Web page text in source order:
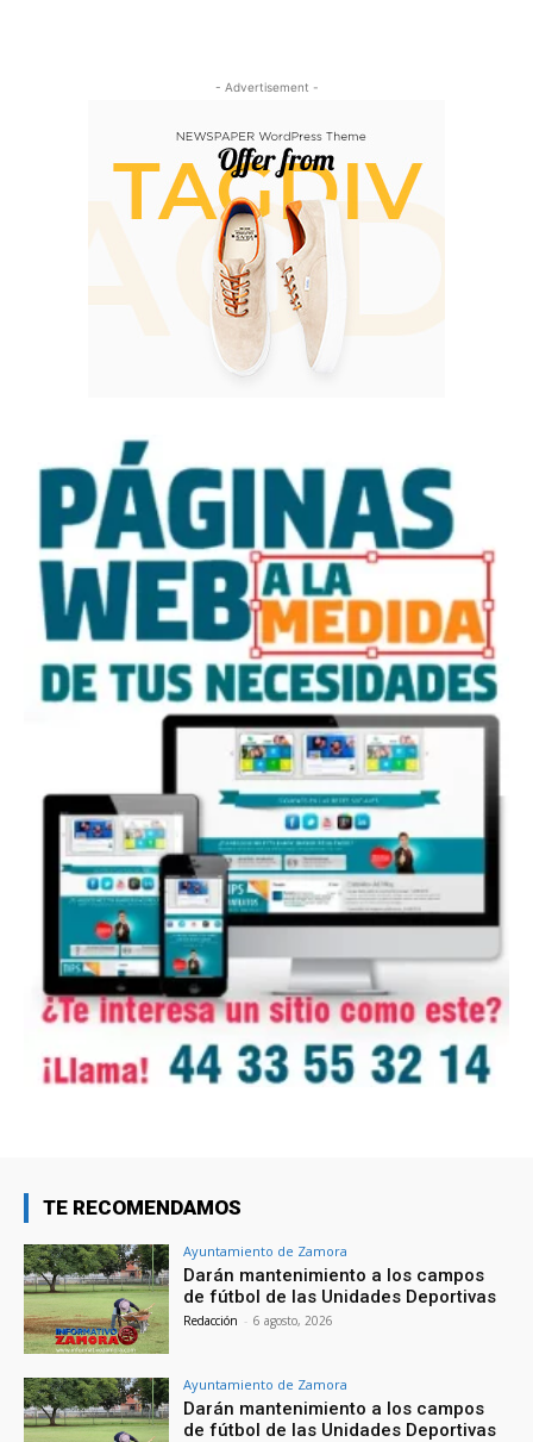
- Advertisement -
TE RECOMENDAMOS
Ayuntamiento de Zamora
Darán mantenimiento a los campos
de fútbol de las Unidades Deportivas
Redacción - 6 agosto, 2026
Ayuntamiento de Zamora
Darán mantenimiento a los campos
de fútbol de las Unidades Deportivas